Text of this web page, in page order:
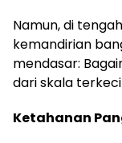
Namun, di
kemandirian
mendasar:
dari skala
Ketahanan